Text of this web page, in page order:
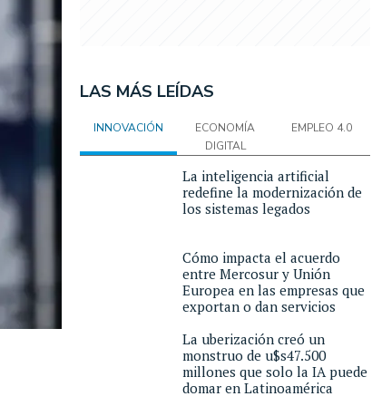
LAS MÁS LEÍDAS
INNOVACIÓN
ECONOMÍA
DIGITAL
EMPLEO 4.0
La inteligencia artificial
redefine la modernización de
los sistemas legados
Cómo impacta el acuerdo
entre Mercosur y Unión
Europea en las empresas que
exportan o dan servicios
La uberización creó un
monstruo de u$s47.500
millones que solo la IA puede
domar en Latinoamérica